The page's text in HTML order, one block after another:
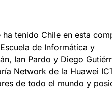
tenido Chile en esta
de Informática y
Ian Pardo y Diego
Network de la Huawei
de todo el mundo y